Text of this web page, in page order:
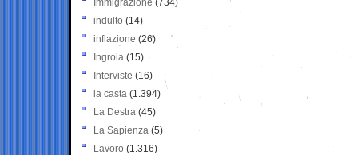
Immigrazione (734)
indulto (14)
inflazione (26)
Ingroia (15)
Interviste (16)
la casta (1.394)
La Destra (45)
La Sapienza (5)
Lavoro (1.316)